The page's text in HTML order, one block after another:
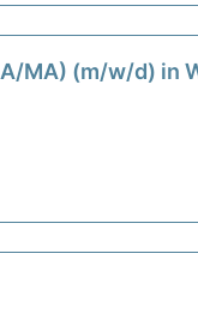
MA) (m/w/d) in